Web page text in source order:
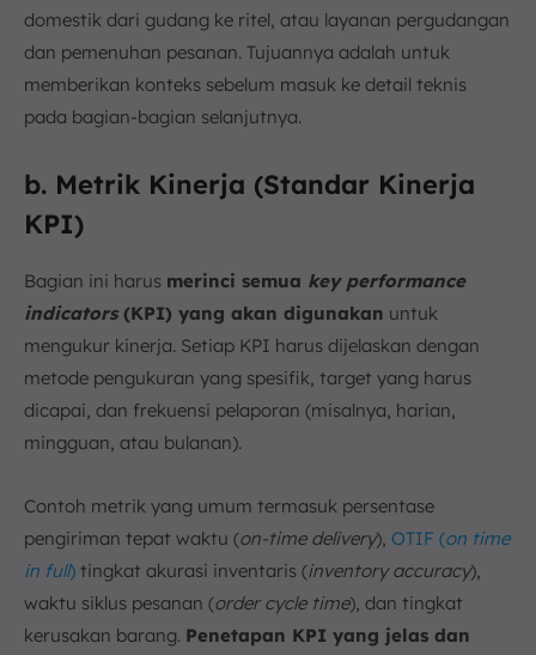
domestik dari gudang ke ritel, atau layanan pergudangan
dan pemenuhan pesanan. Tujuannya adalah untuk
memberikan konteks sebelum masuk ke detail teknis
pada bagian-bagian selanjutnya.
b. Metrik Kinerja (Standar Kinerja
KPI)
Bagian ini harus merinci semua key performance
indicators(KPI) yang akan digunakan untuk
mengukur kinerja. Setiap KPI harus dijelaskan dengan
metode pengukuran yang spesifik, target yang harus
dicapai, dan frekuensi pelaporan (misalnya, harian,
mingguan, atau bulanan).
Contoh metrik yang umum termasuk persentase
pengiriman tepat waktu (on-time delivery), OTIF (on time
in full) tingkat akurasi inventaris (inventory accuracy),
waktu siklus pesanan (order cycle time), dan tingkat
kerusakan barang. Penetapan KPI yang jelas dan